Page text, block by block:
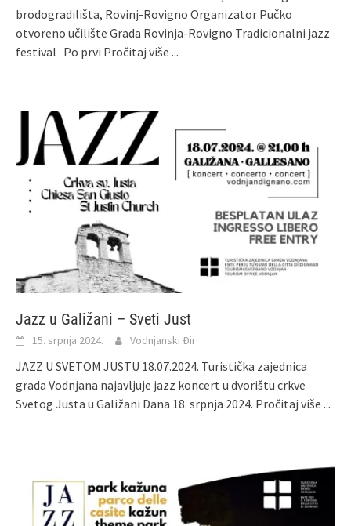
brodogradilišta, Rovinj-Rovigno Organizator Pučko
otvoreno učilište Grada Rovinja-Rovigno Tradicionalni jazz
festival Po prvi Pročitaj više ...
Jazz u Galižani – Sveti Just
15. srpnja 2024. Vodnjanski Đir
JAZZ U SVETOM JUSTU 18.07.2024. Turistička zajednica
grada Vodnjana najavljuje jazz koncert u dvorištu crkve
Svetog Justa u Galižani Dana 18. srpnja 2024. Pročitaj više ...